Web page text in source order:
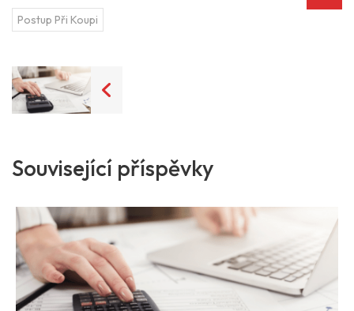
Postup Při Koupi
Související příspěvky